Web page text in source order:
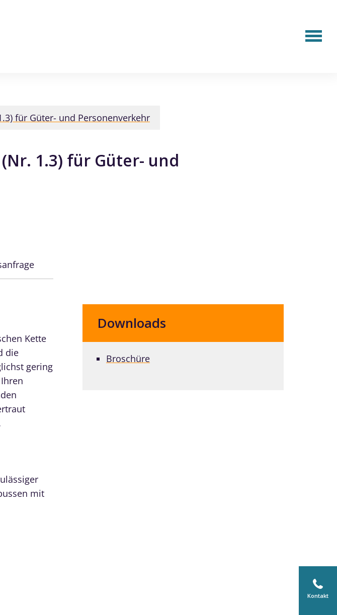
Kontakt
für Güter- und Personenverkehr
1.3) für Güter- und
Kette
die
gering
mit
Downloads
Broschüre